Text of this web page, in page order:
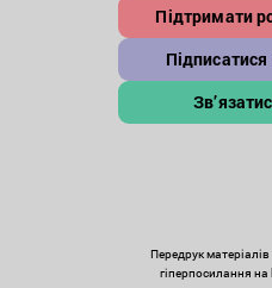
Підтримати
Передрук матеріалів
гіперпосилання